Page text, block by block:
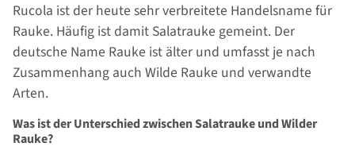
Rucola ist der heute sehr verbreitete Handelsname für
Rauke. Häufig ist damit Salatrauke gemeint. Der
deutsche Name Rauke ist älter und umfasst je nach
Zusammenhang auch Wilde Rauke und verwandte
Arten.
Was ist der Unterschied zwischen Salatrauke und Wilder
Rauke?